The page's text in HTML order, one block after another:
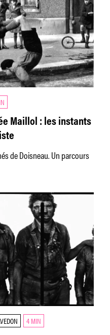
Maillol : les instants
de Doisneau. Un parcours
4 MIN